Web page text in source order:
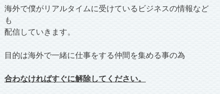
海外で僕がリアルタイムに受けているビジネスの情報など
も
配信していきます。
目的は海外で一緒に仕事をする仲間を集める事の為
合わなければすぐに解除してください。